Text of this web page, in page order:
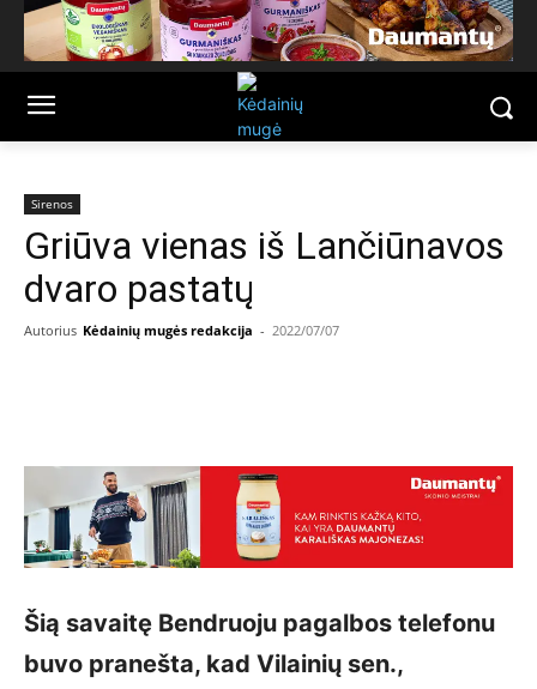
Sirenos
Griūva vienas iš Lančiūnavos
dvaro pastatų
Autorius Kėdainių mugės redakcija - 2022/07/07
Šią savaitę Bendruoju pagalbos telefonu
buvo pranešta, kad Vilainių sen.,